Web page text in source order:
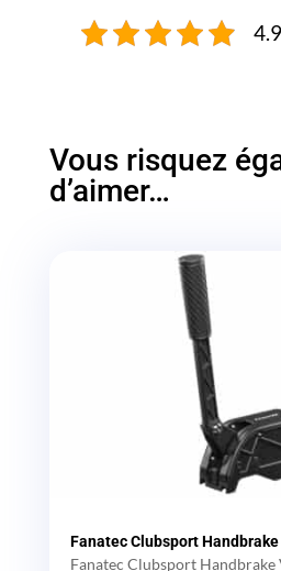
Vous risquez
d’aimer…
Fanatec Clubsport Handbrake
Fanatec Clubsport Handbrake